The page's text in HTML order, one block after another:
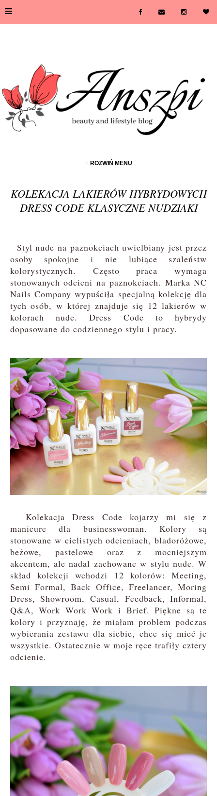
≡
≡ ROZWIŃ MENU
KOLEKACJA LAKIERÓW HYBRYDOWYCH
DRESS CODE KLASYCZNE NUDZIAKI
Styl nude na paznokciach uwielbiany jest przez
osoby spokojne i nie lubiące szaleństw
kolorystycznych. Często praca wymaga
stonowanych odcieni na paznokciach. Marka NC
Nails Company wypuściła specjalną kolekcję dla
tych osób, w której znajduje się 12 lakierów w
kolorach nude. Dress Code to hybrydy
dopasowane do codziennego stylu i pracy.
Kolekacja Dress Code kojarzy mi się z
manicure dla businesswoman. Kolory są
stonowane w cielistych odcieniach, bladoróżowe,
beżowe, pastelowe oraz z mocniejszym
akcentem, ale nadal zachowane w stylu nude. W
skład kolekcji wchodzi 12 kolorów: Meeting,
Semi Formal, Back Office, Freelancer, Moring
Dress, Showroom, Casual, Feedback, Informal,
Q&A, Work Work Work i Brief. Piękne są te
kolory i przyznaję, że miałam problem podczas
wybierania zestawu dla siebie, chce się mieć je
wszystkie. Ostatecznie w moje ręce trafiły cztery
odcienie.